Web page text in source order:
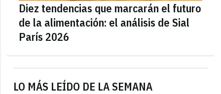
LO MÁS LEÍDO DE LA SEMANA
Diez tendencias que marcarán el futuro
de la alimentación: el análisis de Sial
París 2026